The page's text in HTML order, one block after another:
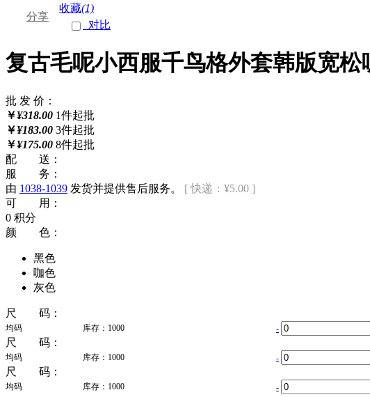
分享
收藏(1)
对比
复古毛呢小西服千鸟格外套韩版宽松
批 发 价：
￥¥318.00 1件起批
￥¥183.00 3件起批
￥¥175.00 8件起批
配 送：
服 务：
由 1038-1039 发货并提供售后服务。 [ 快递：¥5.00 ]
可 用：
0 积分
颜 色：
黑色
咖色
灰色
尺 码：
均码 库存：1000 -
尺 码：
均码 库存：1000 -
尺 码：
均码 库存：1000 -